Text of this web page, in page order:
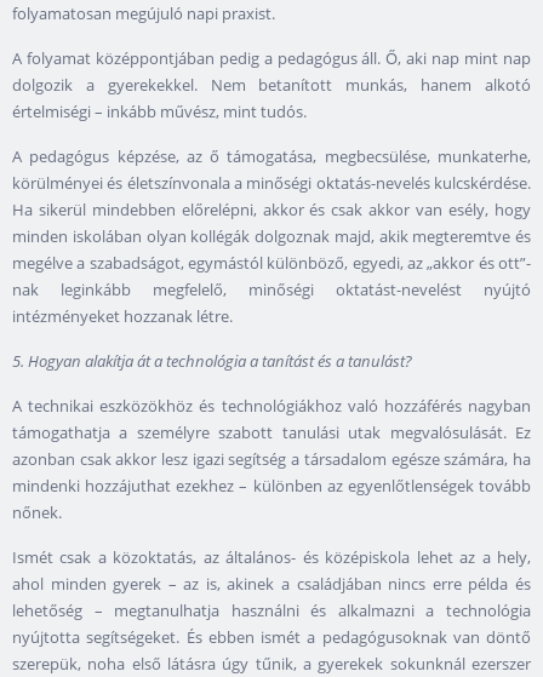
folyamatosan megújuló napi praxist.
A folyamat középpontjában pedig a pedagógus áll. Ő, aki nap mint nap
dolgozik a gyerekekkel. Nem betanított munkás, hanem alkotó
értelmiségi – inkább művész, mint tudós.
A pedagógus képzése, az ő támogatása, megbecsülése, munkaterhe,
körülményei és életszínvonala a minőségi oktatás-nevelés kulcskérdése.
Ha sikerül mindebben előrelépni, akkor és csak akkor van esély, hogy
minden iskolában olyan kollégák dolgoznak majd, akik megteremtve és
megélve a szabadságot, egymástól különböző, egyedi, az „akkor és ott”-
nak leginkább megfelelő, minőségi oktatást-nevelést nyújtó
intézményeket hozzanak létre.
5. Hogyan alakítja át a technológia a tanítást és a tanulást?
A technikai eszközökhöz és technológiákhoz való hozzáférés nagyban
támogathatja a személyre szabott tanulási utak megvalósulását. Ez
azonban csak akkor lesz igazi segítség a társadalom egésze számára, ha
mindenki hozzájuthat ezekhez – különben az egyenlőtlenségek tovább
nőnek.
Ismét csak a közoktatás, az általános- és középiskola lehet az a hely,
ahol minden gyerek – az is, akinek a családjában nincs erre példa és
lehetőség – megtanulhatja használni és alkalmazni a technológia
nyújtotta segítségeket. És ebben ismét a pedagógusoknak van döntő
szerepük, noha első látásra úgy tűnik, a gyerekek sokunknál ezerszer